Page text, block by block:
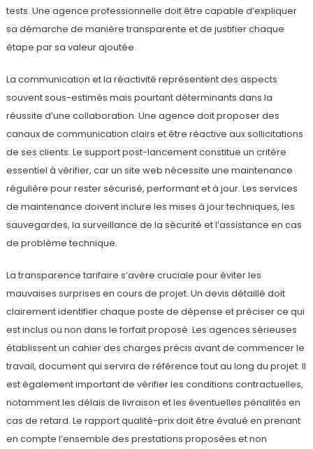
tests. Une agence professionnelle doit être capable d’expliquer
sa démarche de manière transparente et de justifier chaque
étape par sa valeur ajoutée.
La communication et la réactivité représentent des aspects
souvent sous-estimés mais pourtant déterminants dans la
réussite d’une collaboration. Une agence doit proposer des
canaux de communication clairs et être réactive aux sollicitations
de ses clients. Le support post-lancement constitue un critère
essentiel à vérifier, car un site web nécessite une maintenance
régulière pour rester sécurisé, performant et à jour. Les services
de maintenance doivent inclure les mises à jour techniques, les
sauvegardes, la surveillance de la sécurité et l’assistance en cas
de problème technique.
La transparence tarifaire s’avère cruciale pour éviter les
mauvaises surprises en cours de projet. Un devis détaillé doit
clairement identifier chaque poste de dépense et préciser ce qui
est inclus ou non dans le forfait proposé. Les agences sérieuses
établissent un cahier des charges précis avant de commencer le
travail, document qui servira de référence tout au long du projet. Il
est également important de vérifier les conditions contractuelles,
notamment les délais de livraison et les éventuelles pénalités en
cas de retard. Le rapport qualité-prix doit être évalué en prenant
en compte l’ensemble des prestations proposées et non